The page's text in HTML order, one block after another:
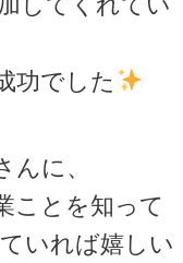
功でした
に、
ことを知って
いれば嬉しい